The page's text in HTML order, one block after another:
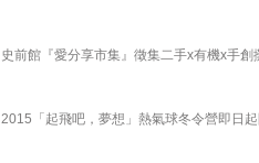
史前館『愛分享市集』徵集二手x有機x手創
2015「起飛吧，夢想」熱氣球冬令營即日